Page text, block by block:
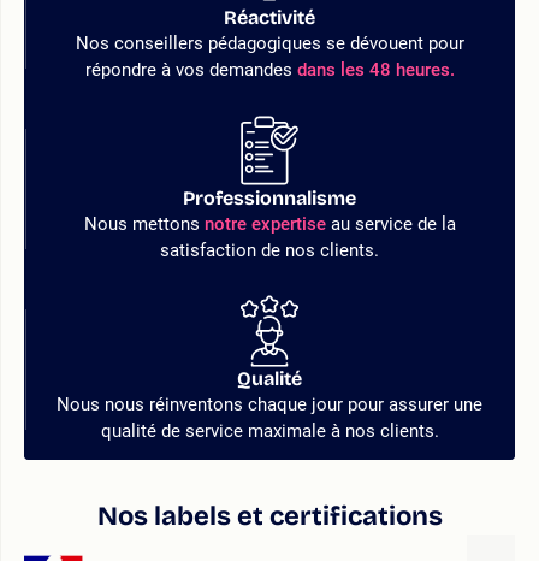
Réactivité
Nos conseillers pédagogiques se dévouent pour
répondre à vos demandes dans les 48 heures.
Professionnalisme
Nous mettons notre expertiseau service de la
satisfaction de nos clients.
Qualité
Nous nous réinventons chaque jour pour assurer une
qualité de service maximale à nos clients.
Nos labels et certifications